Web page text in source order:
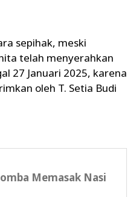
sepihak, meski
telah menyerahkan
27 Januari 2025, karena
oleh T. Setia Budi
Memasak Nasi